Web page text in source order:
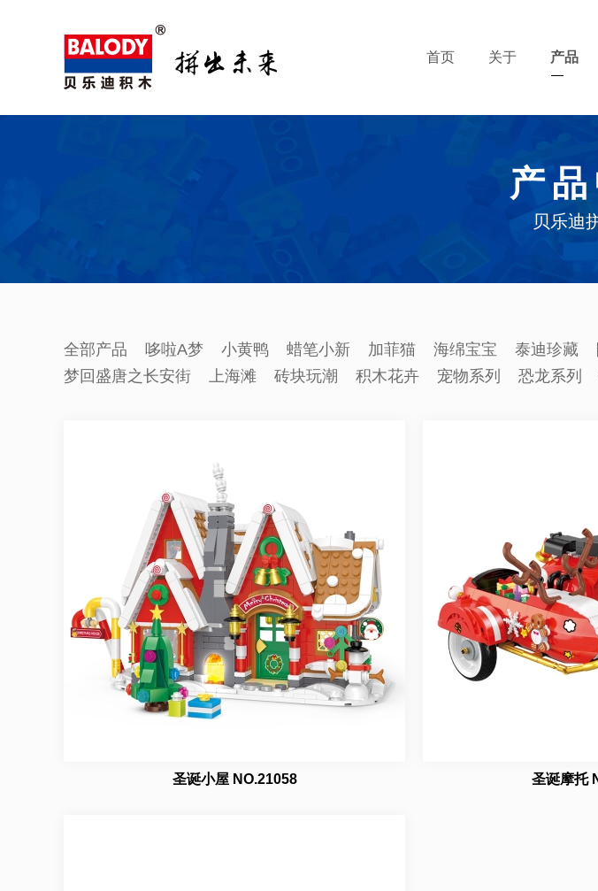
首页 关于 产品
产
贝乐迪
全部产品 哆啦A梦 小黄鸭 蜡笔小新 加菲猫 海绵宝宝 泰迪珍藏
梦回盛唐之长安街
上海滩 砖块玩潮 积木花卉 宠物系列 恐龙系列
圣诞小屋 NO.21058 圣诞摩托